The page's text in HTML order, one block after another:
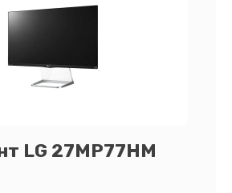
LG 27MP77HM